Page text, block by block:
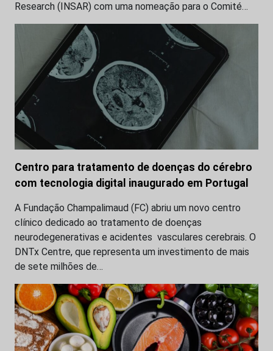
Research (INSAR) com uma nomeação para o Comité…
Centro para tratamento de doenças do cérebro
com tecnologia digital inaugurado em Portugal
A Fundação Champalimaud (FC) abriu um novo centro
clínico dedicado ao tratamento de doenças
neurodegenerativas e acidentes vasculares cerebrais. O
DNTx Centre, que representa um investimento de mais
de sete milhões de…